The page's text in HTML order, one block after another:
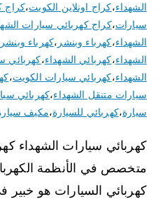
الشهداء،كراج اونلاين الكويت،كراج
سيارات،كراج كهربائي سيارات
الشهداء،كهرباء وبنشر ،كهرباء
الشهداء،كهربائي الشهداء،كهربائي
الشهداء،كهربائي سيارات الكويت،
سيارات متنقل الشهداء،كهربائي
سيارة،كهربائي للسيارة،مكيف
كهربائي سيارات الشهداء
متخصص في الأنظمة
كهربائي السيارات هو